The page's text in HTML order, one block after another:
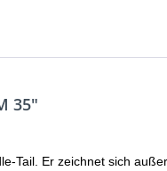
35"
Tail. Er zeichnet sich